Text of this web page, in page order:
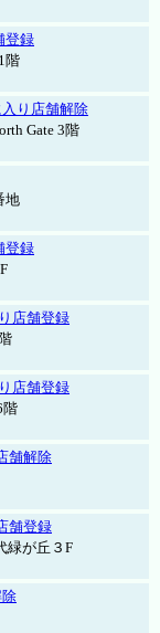
登録
階
り店舗解除
Gate 3階
地
登録
店舗登録
店舗登録
階
舗解除
舗登録
緑が丘３F